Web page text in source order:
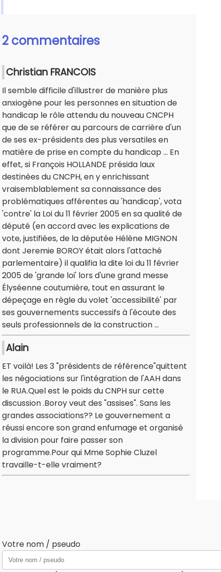
2 commentaires
Christian FRANCOIS
Il semble difficile d'illustrer de manière plus
anxiogène pour les personnes en situation de
handicap le rôle attendu du nouveau CNCPH
que de se référer au parcours de carrière d'un
de ses ex-présidents des plus versatiles en
matière de prise en compte du handicap ... En
effet, si François HOLLANDE présida laux
destinées du CNCPH, en y enrichissant
vraisemblablement sa connaissance des
problématiques afférentes au 'handicap', vota
'contre' la Loi du 11 février 2005 en sa qualité de
député (en accord avec les explications de
vote, justifiées, de la députée Hélène MIGNON
dont Jeremie BOROY était alors l'attaché
parlementaire) il qualifia la dite loi du 11 février
2005 de 'grande loi' lors d'une grand messe
Élyséenne coutumière, tout en assurant le
dépeçage en règle du volet 'accessibilité' par
ses gouvernements successifs à l'écoute des
seuls professionnels de la construction ...
Alain
ET voilà! Les 3 "présidents de référence"quittent
les négociations sur l'intégration de l'AAH dans
le RUA.Quel est le poids du CNPH sur cette
discussion .Boroy veut des "assises". Sans les
grandes associations?? Le gouvernement a
réussi encore son grand enfumage et organisé
la division pour faire passer son
programme.Pour qui Mme Sophie Cluzel
travaille-t-elle vraiment?
Votre nom / pseudo